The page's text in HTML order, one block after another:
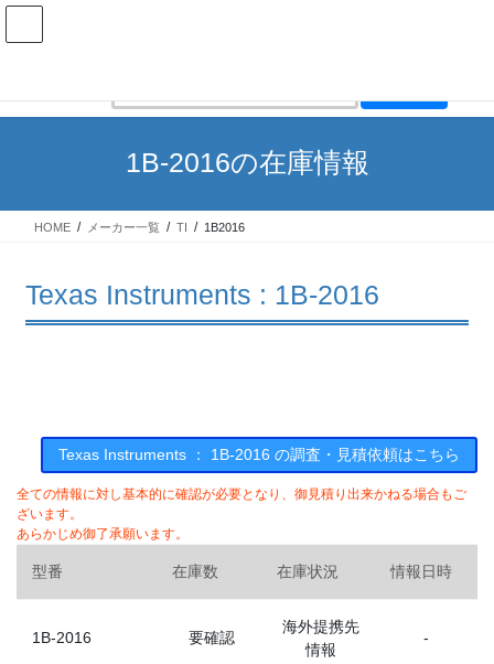
コ
ツ
ナ
シ
1B-2016の在庫情報
HOME メーカー一覧 TI 1B2016
Texas Instruments : 1B-2016
Texas Instruments ： 1B-2016 の調査・見積依頼はこちら
全ての情報に対し基本的に確認が必要となり、御見積り出来かねる場合もご
ざいます。
あらかじめ御了承願います。
型番 在庫数 在庫状況 情報日時
1B-2016 要確認
海外提携先
情報
-